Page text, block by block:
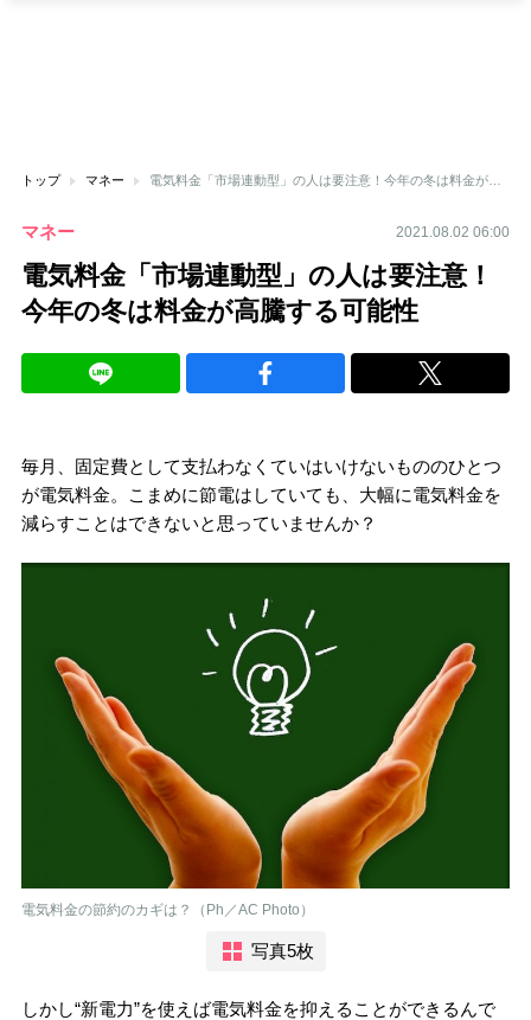
トップ マネー 電気料金「市場連動型」の人は要注意！今年の冬は料金が高騰する可能性
マネー 2021.08.02 06:00
電気料金「市場連動型」の人は要注意！
今年の冬は料金が高騰する可能性
毎月、固定費として支払わなくていはいけないもののひとつ
が電気料金。こまめに節電はしていても、大幅に電気料金を
減らすことはできないと思っていませんか？
電気料金の節約のカギは？（Ph／AC Photo）
写真5枚
しかし“新電力”を使えば電気料金を抑えることができるんで